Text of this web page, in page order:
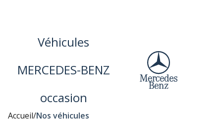
Véhicules
MERCEDES-BENZ
occasion
Accueil/Nos véhicules